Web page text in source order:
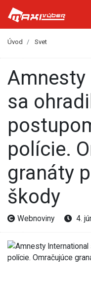
Úvod Svet
Amnesty International
sa
polície.
granáty
škody
Webnoviny 4.